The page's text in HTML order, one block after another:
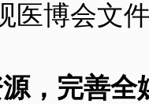
医博会文
，完善全